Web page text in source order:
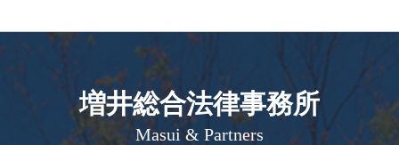
増井総合法律事務所
Masui & Partners